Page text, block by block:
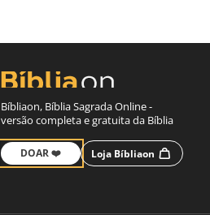
Bíbliaon, Bíblia Sagrada Online -
versão completa e gratuita da Bíblia
DOAR ❤️ Loja Bíbliaon